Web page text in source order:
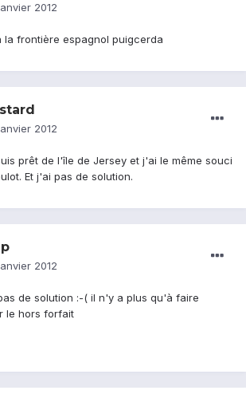
2012
la frontière espagnol puigcerda
2012
prêt de l'île de Jersey et j'ai le même souci
Et j'ai pas de solution.
2012
de solution :-( il n'y a plus qu'à faire
le hors forfait